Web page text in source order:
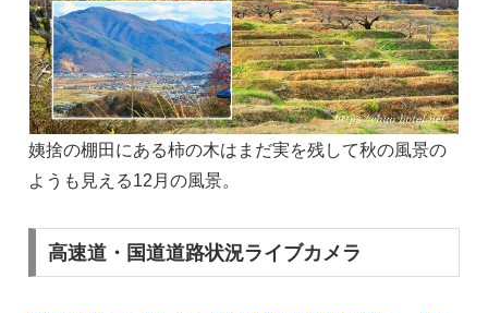
姨捨の棚田にある柿の木はまだ実を残して秋の風景の
ようも見える12月の風景。
高速道・国道道路状況ライブカメラ